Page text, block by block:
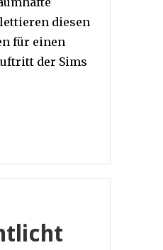
diesen
für einen
der Sims